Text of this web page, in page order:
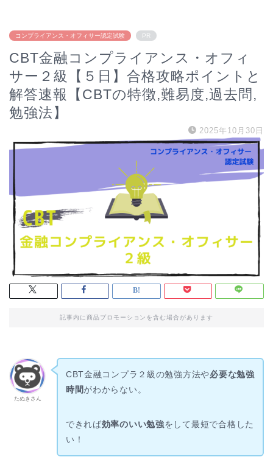
コンプライアンス・オフィサー認定試験 PR
CBT金融コンプライアンス・オフィ
サー２級【５日】合格攻略ポイントと
解答速報【CBTの特徴,難易度,過去問,
勉強法】
2025年10月30日
記事内に商品プロモーションを含む場合があります
たぬきさん
CBT金融コンプラ２級の勉強方法や必要な勉強
時間がわからない。
できれば効率のいい勉強をして最短で合格した
い！